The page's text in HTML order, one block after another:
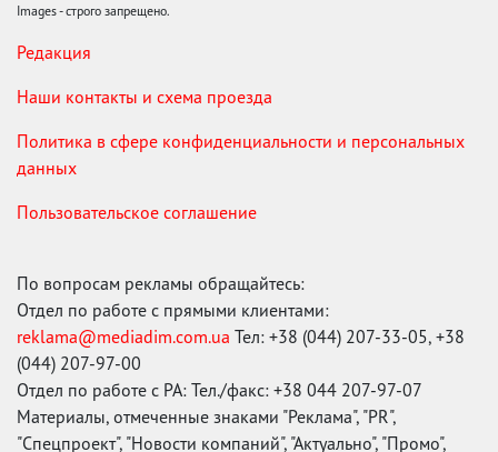
Images - строго запрещено.
Редакция
Наши контакты и схема проезда
Политика в сфере конфиденциальности и персональных
данных
Пользовательское соглашение
По вопросам рекламы обращайтесь:
Отдел по работе с прямыми клиентами:
reklama@mediadim.com.ua Тел: +38 (044) 207-33-05, +38
(044) 207-97-00
Отдел по работе с РА: Тел./факс: +38 044 207-97-07
Материалы, отмеченные знаками "Реклама", "PR",
"Спецпроект", "Новости компаний", "Актуально", "Промо",